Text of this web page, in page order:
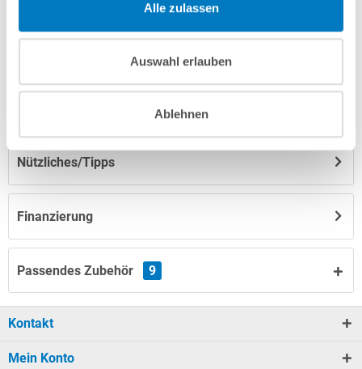
Alle zulassen
Auswahl erlauben
Ablehnen
Finanzierung
Anleitungen/Datenblätter
Hinweise zum Versand / zur Lagerung
Nützliches/Tipps
Passendes Zubehör 9
Kontakt
Mein Konto